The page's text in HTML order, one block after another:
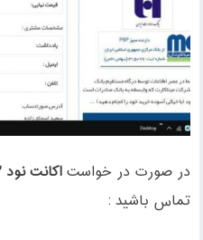
در صورت در خواستاکانت نود ۳۲
تماس باشید :